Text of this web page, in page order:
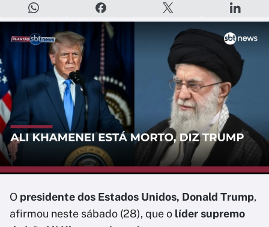
O presidente dos Estados Unidos, Donald Trump,
afirmou neste sábado (28), que o líder supremo